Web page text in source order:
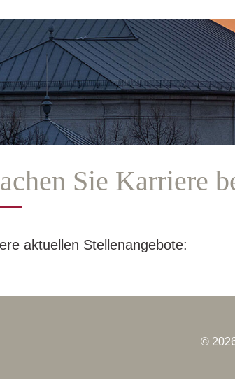
Sie Karriere
aktuellen Stellenangebote:
©